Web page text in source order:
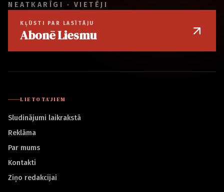
NEATKARĪGI · VIETĒJI
KĻŪSTI PAR LASĪTĀJU
Abonē Liesmu
LIETOTĀJIEM
Sludinājumi laikrakstā
Reklāma
Par mums
Kontakti
Ziņo redakcijai